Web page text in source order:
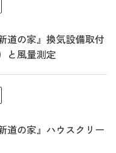
道の家』換気設備取付
と風量測定
道の家』ハウスクリー